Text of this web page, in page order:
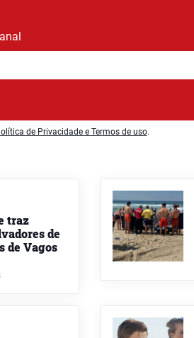
de Privacidade e Termos de uso.
traz
de
de Vagos